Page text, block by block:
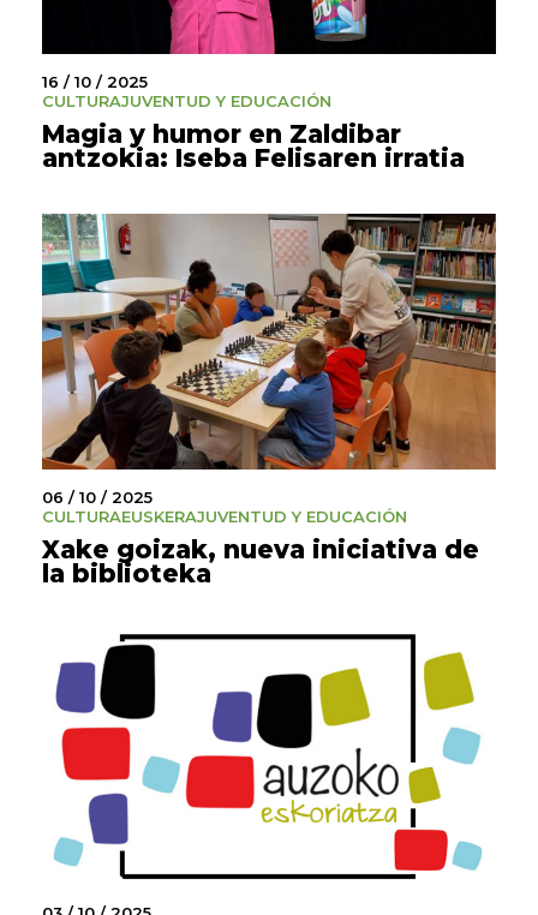
16 / 10 / 2025
CULTURAJUVENTUD Y EDUCACIÓN
Magia y humor en Zaldibar
antzokia: Iseba Felisaren irratia
06 / 10 / 2025
CULTURAEUSKERAJUVENTUD Y EDUCACIÓN
Xake goizak, nueva iniciativa de
la biblioteka